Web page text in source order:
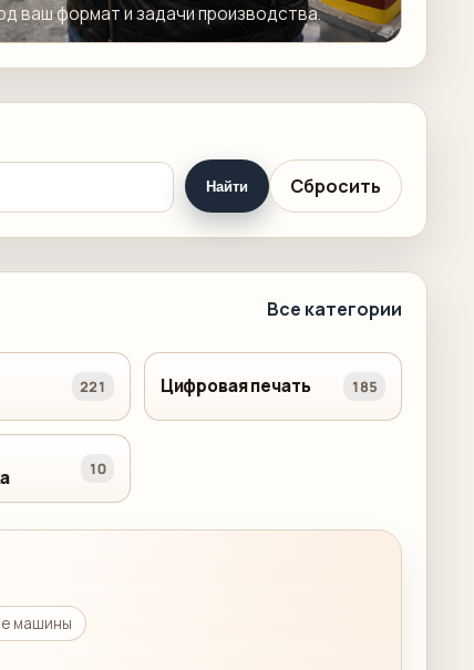
ваш формат и задачи производства.
Найти Сбросить
Все категории
221 Цифровая печать 185
10
машины